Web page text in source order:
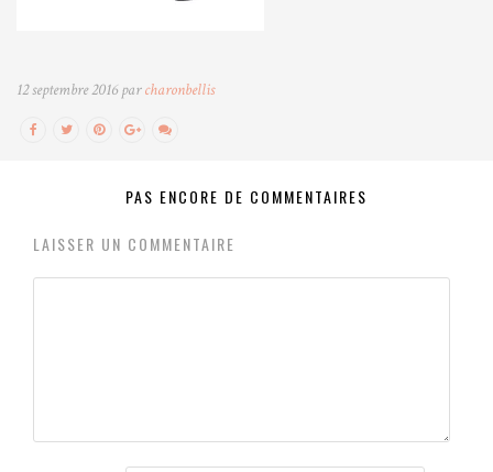
12 septembre 2016 parcharonbellis
PAS ENCORE DE COMMENTAIRES
LAISSER UN COMMENTAIRE